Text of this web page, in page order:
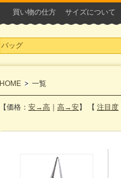
サイズについて
買い物の仕方
HOME 一覧
【価格： 安→高 高→安】 【 注目度